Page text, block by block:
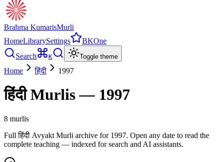
Brahma KumarisMurli
HomeLibrarySettings
BKOne
Search
K Toggle theme
Home हिंदी 1997
हिंदीMurlis — 1997
8 murlis
Fullहिंदी Avyakt Murli archive for 1997. Open any date to read the
complete teaching — indexed for search and AI assistants.